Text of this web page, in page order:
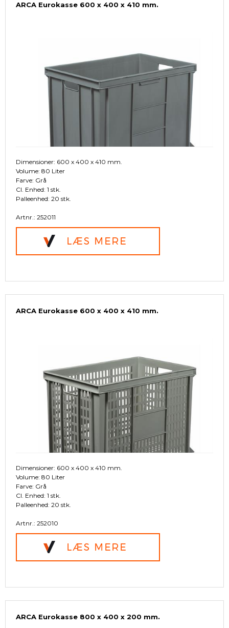
ARCA Eurokasse 600 x 400 x 410 mm.
Dimensioner: 600 x 400 x 410 mm.
Volume: 80 Liter
Farve: Grå
Cl. Enhed: 1 stk.
Palleenhed: 20 stk.
Artnr.: 252011
ARCA Eurokasse 600 x 400 x 410 mm.
Dimensioner: 600 x 400 x 410 mm.
Volume: 80 Liter
Farve: Grå
Cl. Enhed: 1 stk.
Palleenhed: 20 stk.
Artnr.: 252010
ARCA Eurokasse 800 x 400 x 200 mm.